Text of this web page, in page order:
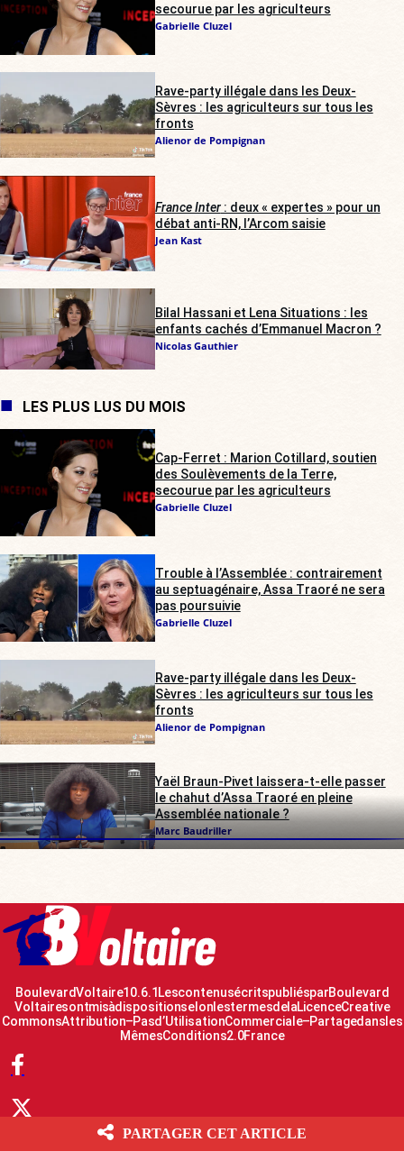
secourue par les agriculteurs
Gabrielle Cluzel
Rave-party illégale dans les Deux-
Sèvres : les agriculteurs sur tous les
fronts
Alienor de Pompignan
France Inter: deux « expertes » pour un
débat anti-RN, l’Arcom saisie
Jean Kast
Bilal Hassani et Lena Situations : les
enfants cachés d’Emmanuel Macron ?
Nicolas Gauthier
LES PLUS LUS DU MOIS
Cap-Ferret : Marion Cotillard, soutien
des Soulèvements de la Terre,
secourue par les agriculteurs
Gabrielle Cluzel
Trouble à l’Assemblée : contrairement
au septuagénaire, Assa Traoré ne sera
pas poursuivie
Gabrielle Cluzel
Rave-party illégale dans les Deux-
Sèvres : les agriculteurs sur tous les
fronts
Alienor de Pompignan
Yaël Braun-Pivet laissera-t-elle passer
le chahut d’Assa Traoré en pleine
Assemblée nationale ?
Marc Baudriller
Boulevard Voltaire 10.6.1 Les contenus écrits publiés par Boulevard
Voltaire sont mis à disposition selon les termes de la Licence Creative
Commons Attribution – Pas d’Utilisation Commerciale – Partage dans les
Mêmes Conditions 2.0 France
PARTAGER CET ARTICLE